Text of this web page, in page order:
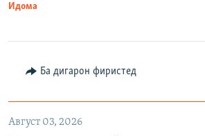
Идома
Ба дигарон фиристед
Август 03, 2026